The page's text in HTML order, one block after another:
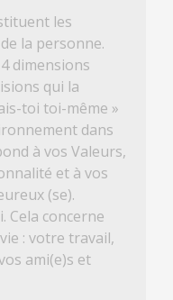
les
la personne.
dimensions
qui la
toi toi-même »
dans
à vos Valeurs,
et à vos
(se).
Cela concerne
: votre travail,
ami(e)s et